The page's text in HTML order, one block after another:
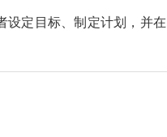
设定目标、制定计划，并在